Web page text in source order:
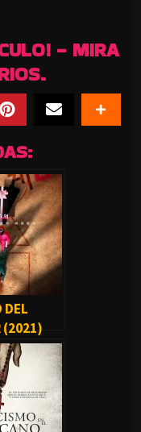
- MIRA
DEL
(2021)